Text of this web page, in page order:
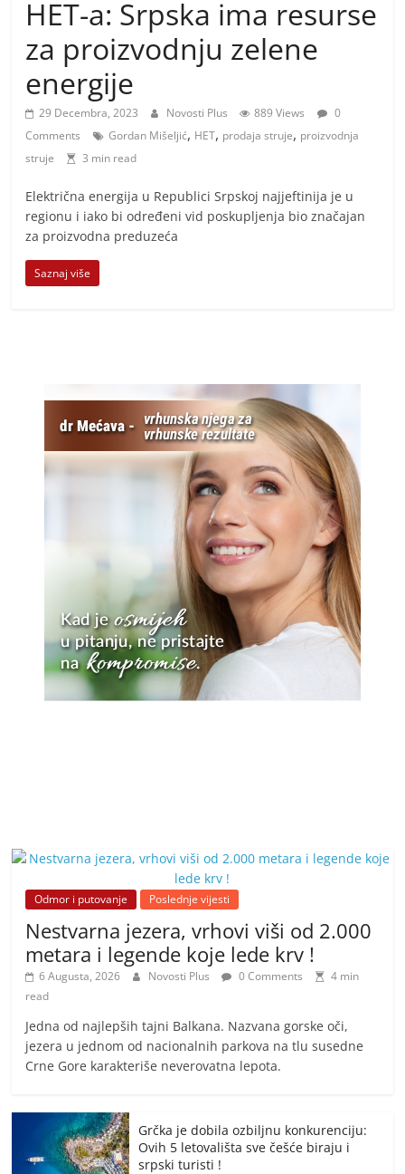
t
i
v
n
i
h
i
j
HET-a: Srpska ima resurse
za proizvodnju zelene
energije
29 Decembra, 2023 Novosti Plus 889 Views
0
Comments
Gordan Mišeljić, HET, prodaja struje, proizvodnja
struje
3 min read
Električna energija u Republici Srpskoj najjeftinija je u
regionu i iako bi određeni vid poskupljenja bio značajan
za proizvodna preduzeća
Saznaj više
Odmor i putovanje Poslednje vijesti
Nestvarna jezera, vrhovi viši od 2.000
metara i legende koje lede krv !
6 Augusta, 2026 Novosti Plus 0 Comments
4 min
read
Jedna od najlepših tajni Balkana. Nazvana gorske oči,
jezera u jednom od nacionalnih parkova na tlu susedne
Crne Gore karakteriše neverovatna lepota.
Grčka je dobila ozbiljnu konkurenciju:
Ovih 5 letovališta sve češće biraju i
srpski turisti !